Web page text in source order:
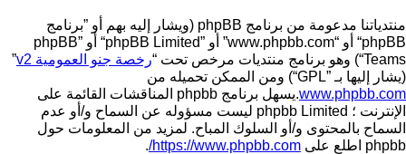
منتدياتنا مدعومة من برنامج phpBB (ويشار إليه بهم أو ”برنامج
phpBB“ أو “www.phpbb.com” أو ”phpBB Limited“ أو ”phpBB
Teams“) وهو برنامج منتديات مرخص تحت “
رخصة جنو العمومية v2
”
(يشار إليها بـ ”GPL“) ومن الممكن تحميله من
www.phpbb.com
.يسهل برنامج phpbb المناقشات القائمة على
الإنترنت ؛ phpbb Limited ليست مسؤوله عن السماح و/أو عدم
السماح بالمحتوى و/أو السلوك المباح. لمزيد من المعلومات حول
phpbb اطلع على
https://www.phpbb.com/
.